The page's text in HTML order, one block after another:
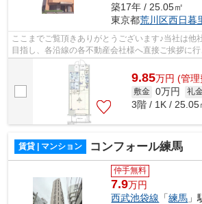
築17年 / 25.05㎡
東京都荒川区西日暮
ここまでご覧頂きありがとうございます♪当社は他
目指し、各沿線の各不動産会社様へ直接ご挨拶に行
様へ提供しております！最新の情報は...
9.85万円 (管理
敷金 0万円 礼
3階 / 1K / 25.05
賃貸 | マンション コンフォール練馬
仲手無料
7.9万円
西武池袋線 「練馬 」